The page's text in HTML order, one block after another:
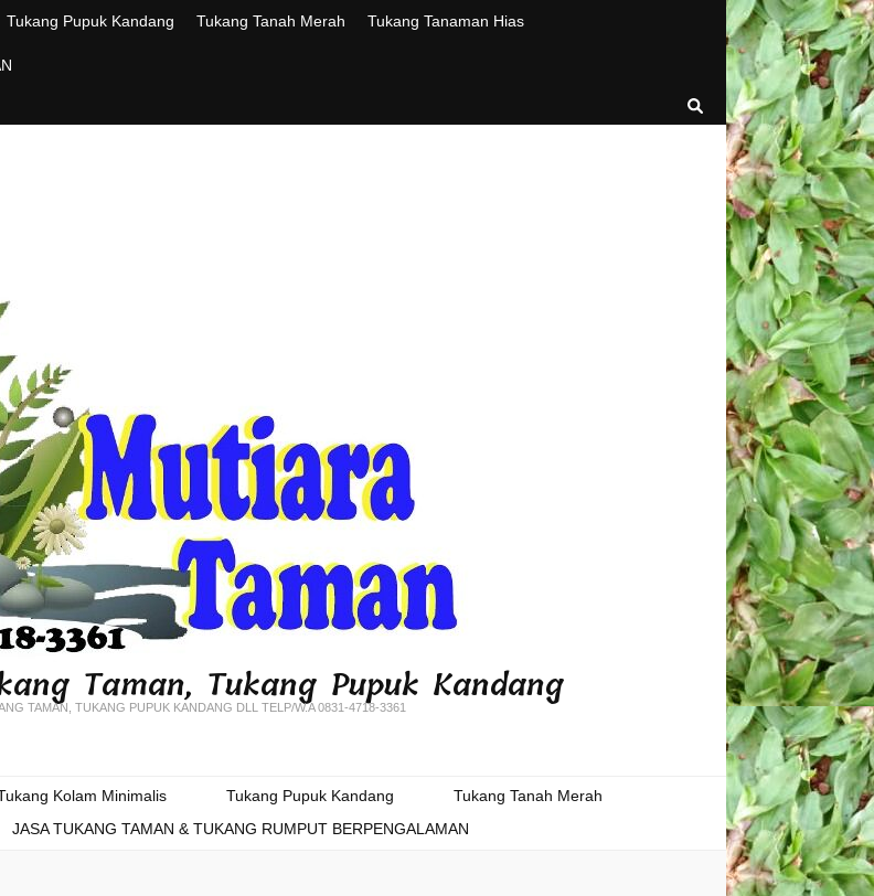
Tukang Pupuk Kandang Tukang Tanah Merah Tukang Tanaman Hias
Taman, Tukang Pupuk Kandang
TAMAN, TUKANG PUPUK KANDANG DLL TELP/W.A 0831-4718-3361
Kolam Minimalis Tukang Pupuk Kandang
Tukang Tanah Merah
JASA TUKANG TAMAN & TUKANG RUMPUT BERPENGALAMAN